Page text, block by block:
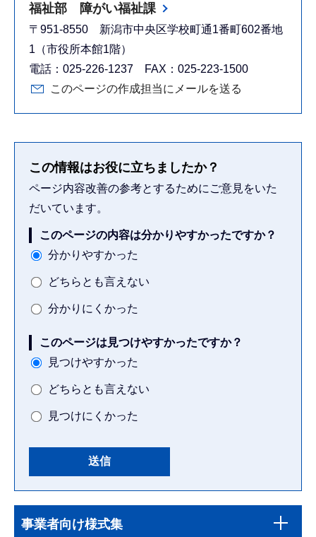
福祉部 障がい福祉課
〒951-8550 新潟市中央区学校町通1番町602番地
1（市役所本館1階）
電話：025-226-1237 FAX：025-223-1500
このページの作成担当にメールを送る
この情報はお役に立ちましたか？
ページ内容改善の参考とするためにご意見をいた
だいています。
このページの内容は分かりやすかったですか？
分かりやすかった
どちらとも言えない
分かりにくかった
このページは見つけやすかったですか？
見つけやすかった
どちらとも言えない
見つけにくかった
文
事業者向け様式集